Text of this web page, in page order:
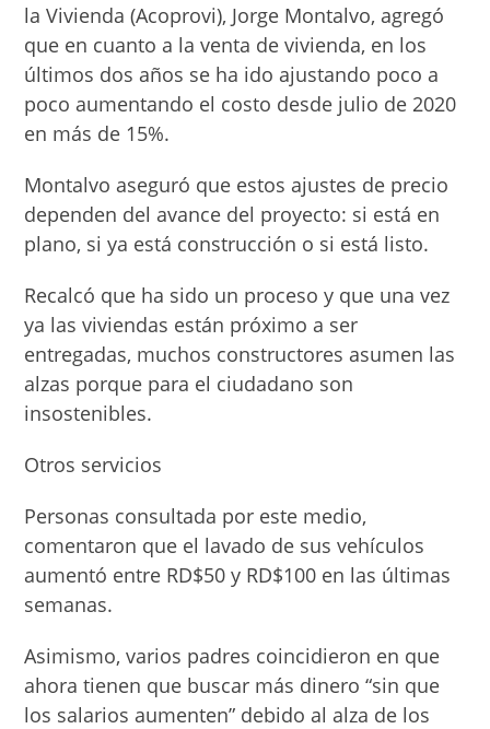
la Vivienda (Aco­provi), Jorge Montalvo, agregó
que en cuanto a la venta de vivienda, en los
últimos dos años se ha ido ajustando poco a
poco au­mentando el costo desde ju­lio de 2020
en más de 15%.
Montalvo aseguró que estos ajustes de precio
de­penden del avance del pro­yecto: si está en
plano, si ya está construcción o si está listo.
Recalcó que ha sido un proceso y que una vez
ya las viviendas están próximo a ser
entregadas, muchos constructores asumen las
alzas porque para el ciuda­dano son
insostenibles.
Otros servicios
Personas consultada por es­te medio,
comentaron que el lavado de sus vehículos
aumentó entre RD$50 y RD$100 en las últimas
se­manas.
Asimismo, varios padres coincidieron en que
ahora tienen que buscar más dine­ro “sin que
los salarios au­menten” debido al alza de los